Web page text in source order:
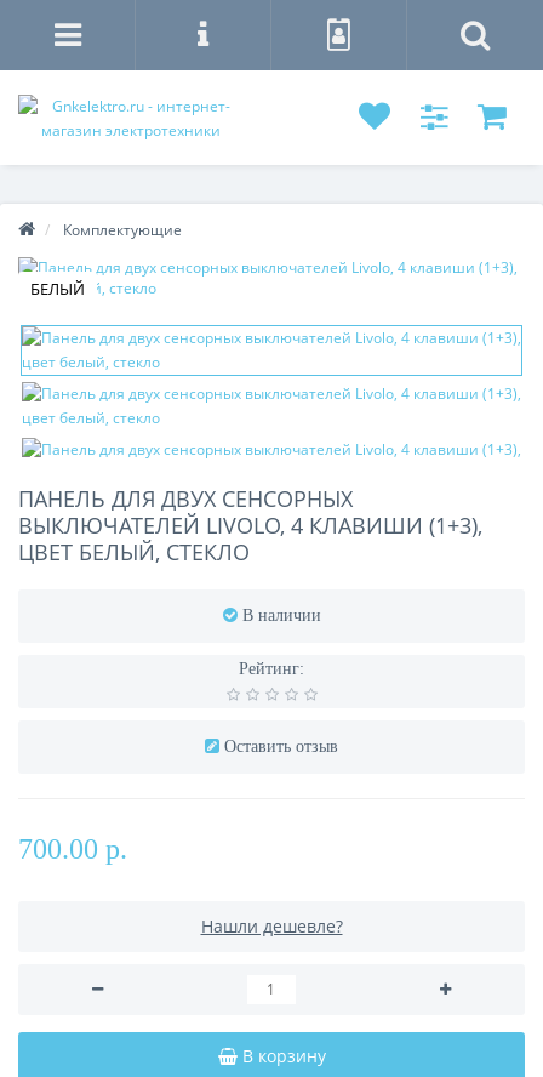
Комплектующие
БЕЛЫЙ
ПАНЕЛЬ ДЛЯ ДВУХ СЕНСОРНЫХ
ВЫКЛЮЧАТЕЛЕЙ LIVOLO, 4 КЛАВИШИ (1+3),
ЦВЕТ БЕЛЫЙ, СТЕКЛО
В наличии
Рейтинг:
Оставить отзыв
700.00 р.
Нашли дешевле?
В корзину